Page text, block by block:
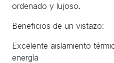
ordenado y lujoso.
Beneficios de un vistazo:
Excelente aislamiento
energía